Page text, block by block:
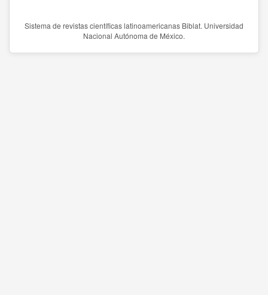
Sistema de revistas científicas latinoamericanas Biblat. Universidad
Nacional Autónoma de México.